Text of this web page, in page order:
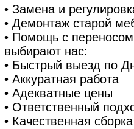
• Замена и
• Демонтаж старой
• Помощь с
выбирают нас:
• Быстрый выезд по
• Аккуратная работа
• Адекватные цены
• Ответственный
• Качественная